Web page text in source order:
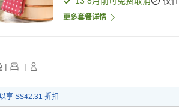
更多套餐详情
| |
享 S$42.31 折扣